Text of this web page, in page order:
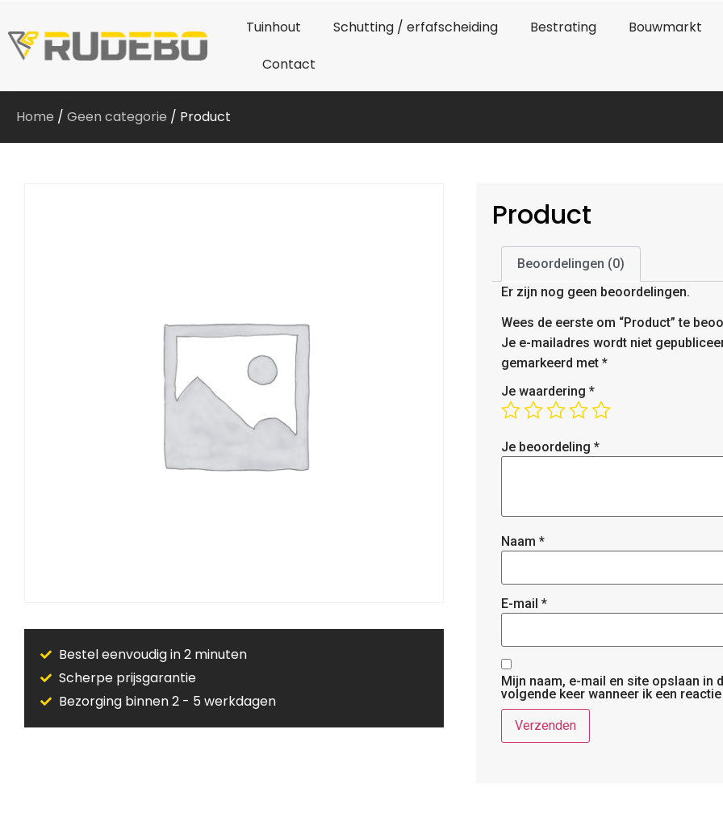
Tuinhout Schutting / erfafscheiding Bestrating
Bouwmarkt
Contact
Home / Geen categorie / Product
Bestel eenvoudig in 2 minuten
Scherpe prijsgarantie
Bezorging binnen 2 - 5 werkdagen
Product
Beoordelingen (0)
Er zijn nog geen beoordelingen.
Wees de eerste om “Product” te
Je e-mailadres wordt niet
gemarkeerd met *
Je waardering *
Je beoordeling *
Naam *
E-mail *
Mijn naam, e-mail en site opslaan in
volgende keer wanneer ik een